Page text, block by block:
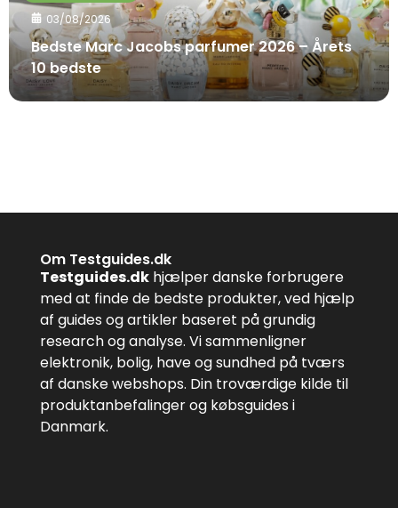
03/08/2026
Bedste Marc Jacobs parfumer 2026 – Årets
10 bedste
Om Testguides.dk
Testguides.dk hjælper danske forbrugere
med at finde de bedste produkter, ved hjælp
af guides og artikler baseret på grundig
research og analyse. Vi sammenligner
elektronik, bolig, have og sundhed på tværs
af danske webshops. Din troværdige kilde til
produktanbefalinger og købsguides i
Danmark.